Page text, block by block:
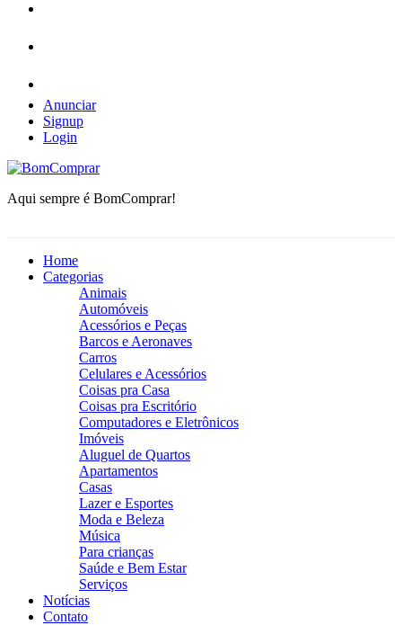
Anunciar
Signup
Login
BomComprar
Aqui sempre é BomComprar!
Home
Categorias
Animais
Automóveis
Acessórios e Peças
Barcos e Aeronaves
Carros
Celulares e Acessórios
Coisas pra Casa
Coisas pra Escritório
Computadores e Eletrônicos
Imóveis
Aluguel de Quartos
Apartamentos
Casas
Lazer e Esportes
Moda e Beleza
Música
Para crianças
Saúde e Bem Estar
Serviços
Notícias
Contato